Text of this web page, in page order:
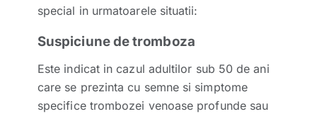
special in urmatoarele situatii:
Suspiciune de tromboza
Este indicat in cazul adultilor sub 50 de ani
care se prezinta cu semne si simptome
specifice trombozei venoase profunde sau